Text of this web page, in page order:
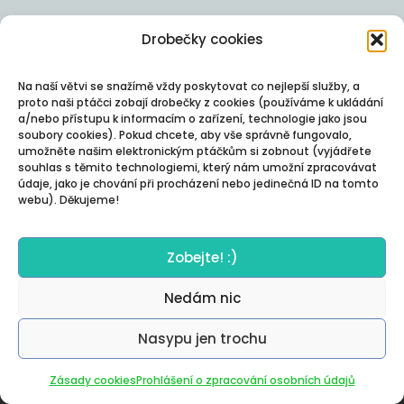
Drobečky cookies
Na naší větvi se snažímě vždy poskytovat co nejlepší služby, a
proto naši ptáčci zobají drobečky z cookies (používáme k ukládání
a/nebo přístupu k informacím o zařízení, technologie jako jsou
soubory cookies). Pokud chcete, aby vše správně fungovalo,
umožněte našim elektronickým ptáčkům si zobnout (vyjádřete
souhlas s těmito technologiemi, který nám umožní zpracovávat
údaje, jako je chování při procházení nebo jedinečná ID na tomto
webu). Děkujeme!
Zobejte! :)
Nedám nic
Nasypu jen trochu
Zásady cookiesProhlášení o zpracování osobních údajů
Autor:Posterity